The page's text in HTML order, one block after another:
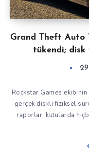
Grand Theft Auto
tükendi; disk
Rockstar Games
gerçek diskli fiziksel
raporlar, kutularda